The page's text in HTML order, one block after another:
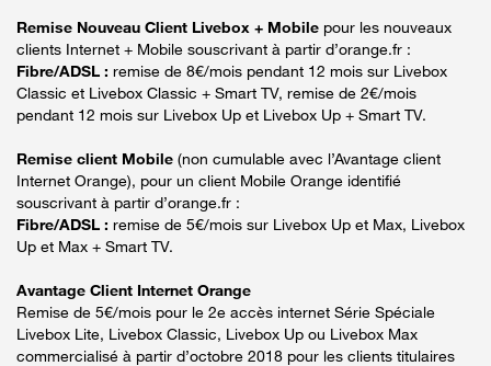
Remise Nouveau Client Livebox + Mobile pour les nouveaux
clients Internet + Mobile souscrivant à partir d’orange.fr :
Fibre/ADSL : remise de 8€/mois pendant 12 mois sur Livebox
Classic et Livebox Classic + Smart TV, remise de 2€/mois
pendant 12 mois sur Livebox Up et Livebox Up + Smart TV.
Remise client Mobile (non cumulable avec l’Avantage client
Internet Orange), pour un client Mobile Orange identifié
souscrivant à partir d’orange.fr :
Fibre/ADSL : remise de 5€/mois sur Livebox Up et Max, Livebox
Up et Max + Smart TV.
Avantage Client Internet Orange
Remise de 5€/mois pour le 2e accès internet Série Spéciale
Livebox Lite, Livebox Classic, Livebox Up ou Livebox Max
commercialisé à partir d’octobre 2018 pour les clients titulaires